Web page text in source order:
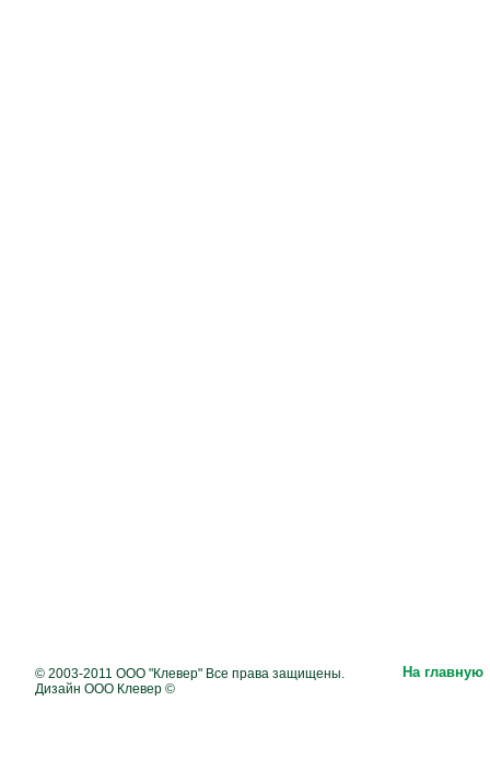
© 2003-2011 ООО "Клевер" Все права защищены.
Дизайн ООО Клевер ©
На главную